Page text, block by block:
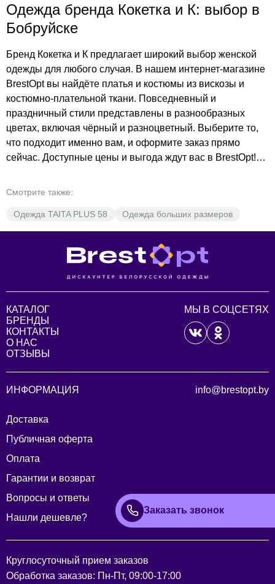
Одежда бренда Кокетка и К: выбор в
Бобруйске
Бренд Кокетка и К предлагает широкий выбор женской
одежды для любого случая. В нашем интернет-магазине
BrestOpt вы найдёте платья и костюмы из вискозы и
костюмно-плательной ткани. Повседневный и
праздничный стили представлены в разнообразных
цветах, включая чёрный и разноцветный. Выберите то,
что подходит именно вам, и оформите заказ прямо
сейчас. Доступные цены и выгода ждут вас в BrestOpt!
гардероба, который подчеркнёт ваш стиль. Заказывайте
Смотрите также:
Одежда TAITA PLUS 58 Одежда больших размеров
КАТАЛОГ
БРЕНДЫ
КОНТАКТЫ
О НАС
ОТЗЫВЫ
МЫ В СОЦСЕТЯХ
ИНФОРМАЦИЯ
Доставка
Публичная оферта
Оплата
Гарантии и возврат
Вопросы и ответы
Нашли дешевле?
info@brestopt.by
Заказать звонок
Круглосуточный прием заказов
Обработка заказов: Пн-Пт, 09:00-17:00